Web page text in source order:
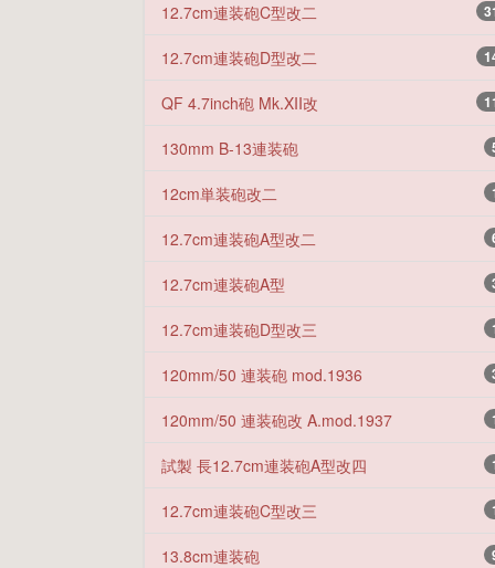
12.7cm連装砲C型改二
12.7cm連装砲D型改二
QF 4.7inch砲 Mk.XII改
130mm B-13連装砲
12cm単装砲改二
12.7cm連装砲A型改二
12.7cm連装砲A型
12.7cm連装砲D型改三
120mm/50 連装砲 mod.1936
120mm/50 連装砲改 A.mod.1937
試製 長12.7cm連装砲A型改四
12.7cm連装砲C型改三
13.8cm連装砲